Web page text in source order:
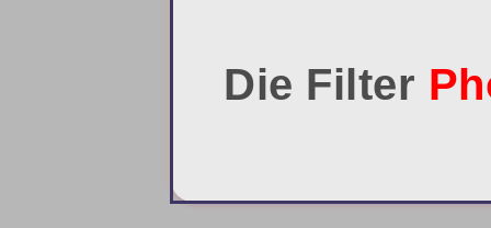
Die Filter